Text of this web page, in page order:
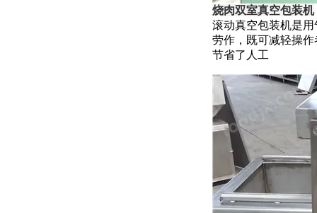
烧肉双室真空包装机
滚动真空包装机是
劳作，既可减轻操
节省了人工